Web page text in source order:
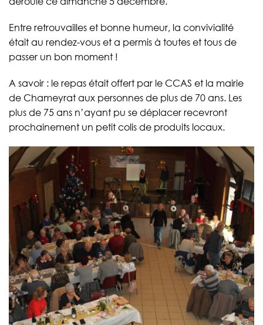
Entre retrouvailles et bonne humeur, la convivialité
était au rendez-vous et a permis à toutes et tous de
passer un bon moment !
A savoir : le repas était offert par le CCAS et la mairie
de Chameyrat aux personnes de plus de 70 ans. Les
plus de 75 ans n’ayant pu se déplacer recevront
prochainement un petit colis de produits locaux.